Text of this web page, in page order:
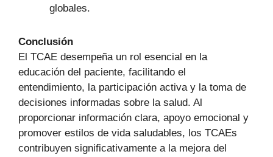
globales.
Conclusión
El TCAE desempeña un rol esencial en la
educación del paciente, facilitando el
entendimiento, la participación activa y la toma de
decisiones informadas sobre la salud. Al
proporcionar información clara, apoyo emocional y
promover estilos de vida saludables, los TCAEs
contribuyen significativamente a la mejora del